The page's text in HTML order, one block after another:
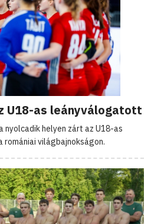
U18-as leányválogatott
nyolcadik helyen zárt az U18-as
világbajnokságon.